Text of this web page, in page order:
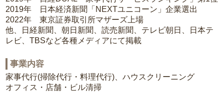
2019年 日本経済新聞「NEXTユニコーン」企業選出
2022年 東京証券取引所マザーズ上場
他、日経新聞、朝日新聞、読売新聞、テレビ朝日、日本テ
レビ、TBSなど各種メディアにて掲載
事業内容
家事代行(掃除代行・料理代行)、ハウスクリーニング
オフィス・店舗・ビル清掃